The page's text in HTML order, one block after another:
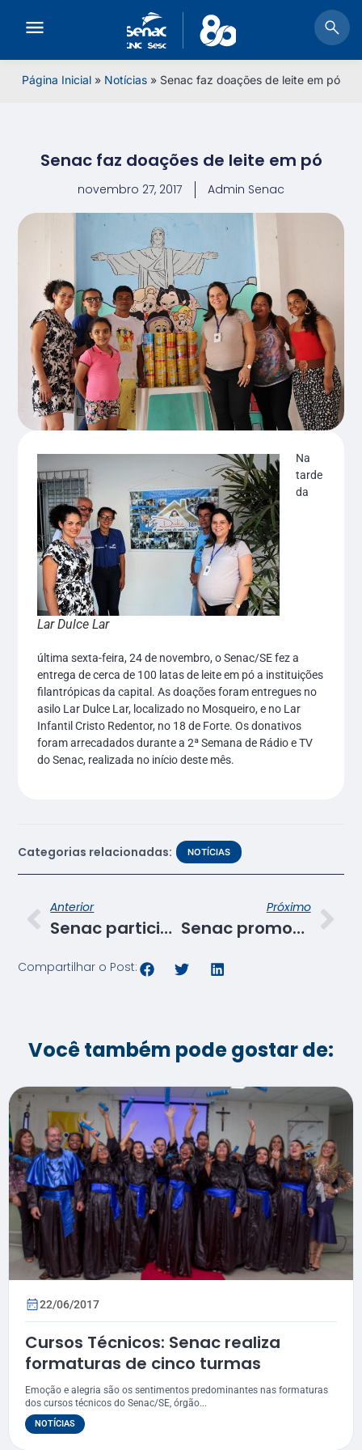
Página Inicial » Notícias » Senac faz doações de leite em pó
Senac faz doações de leite em pó
novembro 27, 2017 Admin Senac
Lar Dulce Lar
Na
tarde
da
última sexta-feira, 24 de novembro, o Senac/SE fez a
entrega de cerca de 100 latas de leite em pó a instituições
filantrópicas da capital. As doações foram entregues no
asilo Lar Dulce Lar, localizado no Mosqueiro, e no Lar
Infantil Cristo Redentor, no 18 de Forte. Os donativos
foram arrecadados durante a 2ª Semana de Rádio e TV
do Senac, realizada no início deste mês.
Categorias relacionadas: NOTÍCIAS
Anterior
Senac participa da I Feira de Estágio da UFS
Próximo
Senac promoverá evento com exibição de curtas e entrega do Troféu Senac Pleno
Compartilhar o Post:
Você também pode gostar de:
22/06/2017
Cursos Técnicos: Senac realiza
formaturas de cinco turmas
Emoção e alegria são os sentimentos predominantes nas formaturas
dos cursos técnicos do Senac/SE, órgão...
NOTÍCIAS